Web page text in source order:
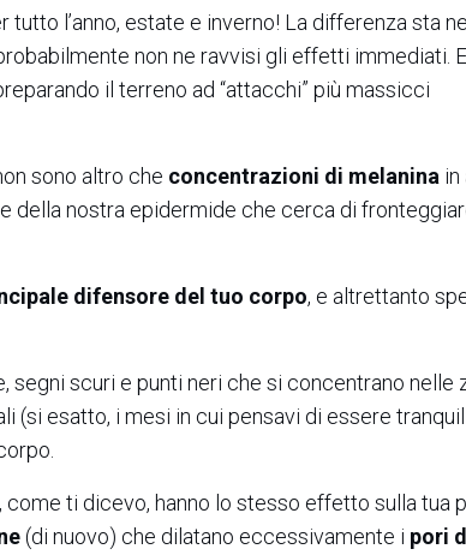
tutto l’anno, estate e inverno! La differenza sta
non ne ravvisi gli effetti immediati.
il terreno ad “attacchi” più massicci
sono altro che concentrazioni di melanina in
della nostra epidermide che cerca di
difensore del tuo corpo, e altrettanto
segni scuri e punti neri che si concentrano nelle
(si esatto, i mesi in cui pensavi di essere
, come ti dicevo, hanno lo stesso effetto sulla tua
(di nuovo) che dilatano eccessivamente i pori